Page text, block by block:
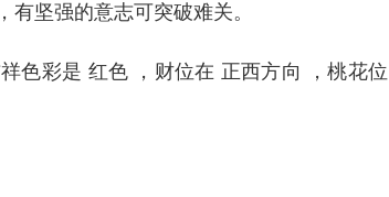
坚强的意志可突破难关。
色彩是 红色 ，财位在 正西方向 ，桃花位